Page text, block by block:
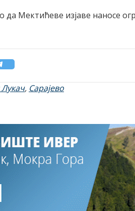
да Мектићеве изјаве наносе
, Сарајево